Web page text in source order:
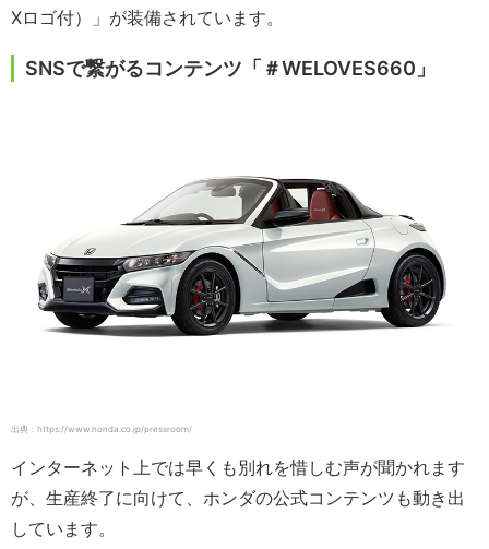
Xロゴ付）」が装備されています。
SNSで繋がるコンテンツ「＃WELOVES660」
出典：https://www.honda.co.jp/pressroom/
インターネット上では早くも別れを惜しむ声が聞かれます
が、生産終了に向けて、ホンダの公式コンテンツも動き出
しています。